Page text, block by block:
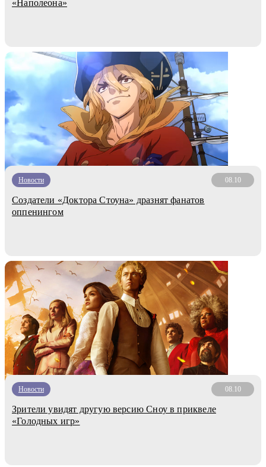
«Наполеона»
Новости 08.10
Создатели «Доктора Стоуна» дразнят фанатов
оппенингом
Новости 08.10
Зрители увидят другую версию Сноу в приквеле
«Голодных игр»